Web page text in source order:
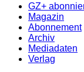
GZ+
Magazin
Abonnement
Archiv
Mediadaten
Verlag